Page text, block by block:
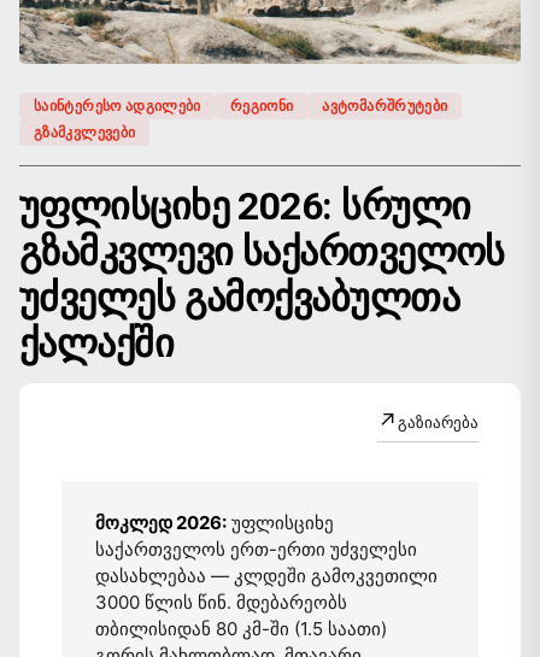
ᲡᲐᲘᲜᲢᲔᲠᲔᲡᲝ ᲐᲓᲒᲘᲚᲔᲑᲘ ᲠᲔᲒᲘᲝᲜᲘ
ᲐᲕᲢᲝᲛᲐᲠᲨᲠᲣᲢᲔᲑᲘ
ᲒᲖᲐᲛᲙᲕᲚᲔᲕᲔᲑᲘ
ᲣᲤᲚᲘᲡᲪᲘᲮᲔ 2026: ᲡᲠᲣᲚᲘ
ᲒᲖᲐᲛᲙᲕᲚᲔᲕᲘ ᲡᲐᲥᲐᲠᲗᲕᲔᲚᲝᲡ
ᲣᲫᲕᲔᲚᲔᲡ ᲒᲐᲛᲝᲥᲕᲐᲑᲣᲚᲗᲐ
ᲥᲐᲚᲐᲥᲨᲘ
↗გაზიარება
მოკლედ 2026: უფლისციხე
საქართველოს ერთ-ერთი უძველესი
დასახლებაა — კლდეში გამოკვეთილი
3000 წლის წინ. მდებარეობს
თბილისიდან 80 კმ-ში (1.5 საათი)